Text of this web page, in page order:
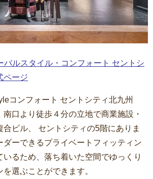
バルスタイル・コンフォート セントシ
ページ
コンフォート セントシティ北九州
南口より徒歩４分の立地で商業施設・
合ビル、 セントシティの5階にありま
ダーできるプライベートフィッティン
いるため、落ち着いた空間でゆっくり
選ぶことができます。